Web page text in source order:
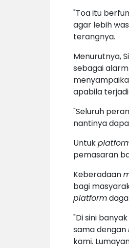
"Toa itu
agar lebih
terangnya.
Menurutnya,
sebagai
apabila
"Seluruh
nantinya
Untuk
pemasaran
Keberadaan
bagi
platform
"Di sini
sama dengan
kami.